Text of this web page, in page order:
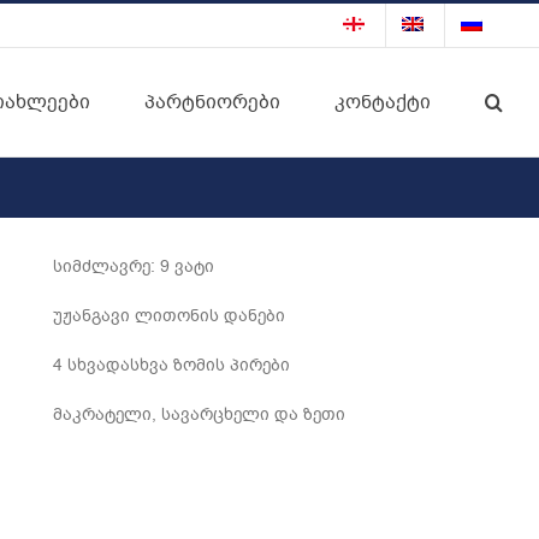
პარტნიორები კონტაქტი
სიმძლავრე: 9 ვატი
უჟანგავი ლითონის დანები
4 სხვადასხვა ზომის პირები
მაკრატელი, სავარცხელი და ზეთი